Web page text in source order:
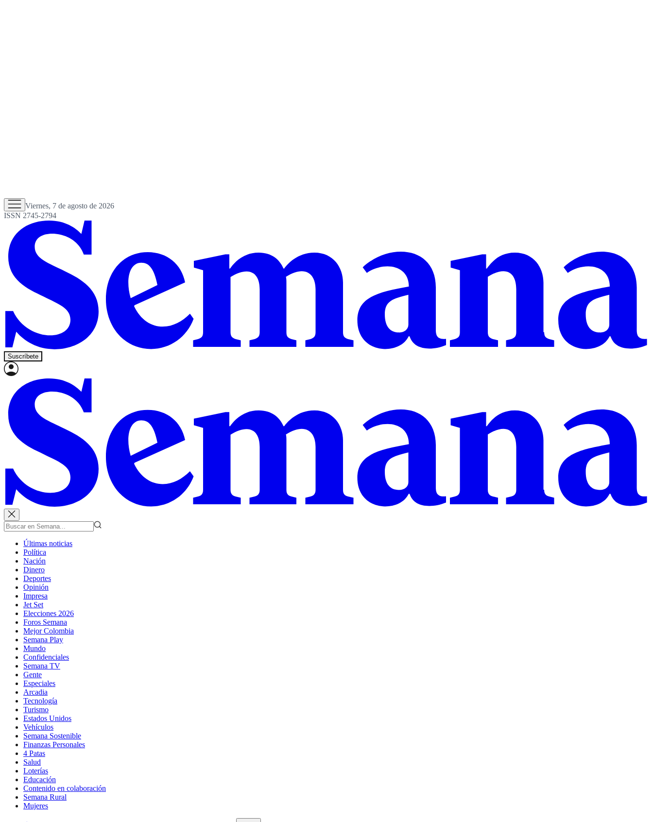
Viernes, 7 de agosto de 2026
ISSN 2745-2794
Suscríbete
Últimas noticias
Política
Nación
Dinero
Deportes
Opinión
Impresa
Jet Set
Elecciones 2026
Foros Semana
Mejor Colombia
Semana Play
Mundo
Confidenciales
Semana TV
Gente
Especiales
Arcadia
Tecnología
Turismo
Estados Unidos
Vehículos
Semana Sostenible
Finanzas Personales
4 Patas
Salud
Loterías
Educación
Contenido en colaboración
Semana Rural
Mujeres